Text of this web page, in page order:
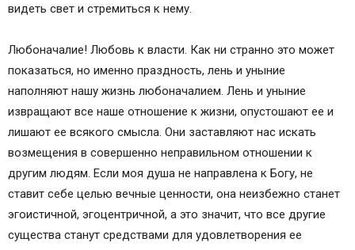
видеть свет и стремиться к нему.
Любоначалие! Любовь к власти. Как ни странно это может
показаться, но именно праздность, лень и уныние
наполняют нашу жизнь любоначалием. Лень и уныние
извращают все наше отношение к жизни, опустошают ее и
лишают ее всякого смысла. Они заставляют нас искать
возмещения в совершенно неправильном отношении к
другим людям. Если моя душа не направлена к Богу, не
ставит себе целью вечные ценности, она неизбежно станет
эгоистичной, эгоцентричной, а это значит, что все другие
существа станут средствами для удовлетворения ее